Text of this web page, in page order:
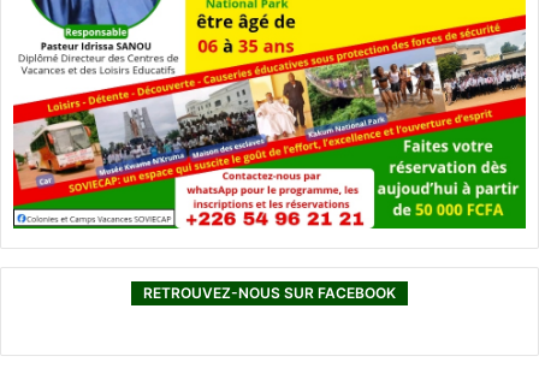
RETROUVEZ-NOUS SUR FACEBOOK